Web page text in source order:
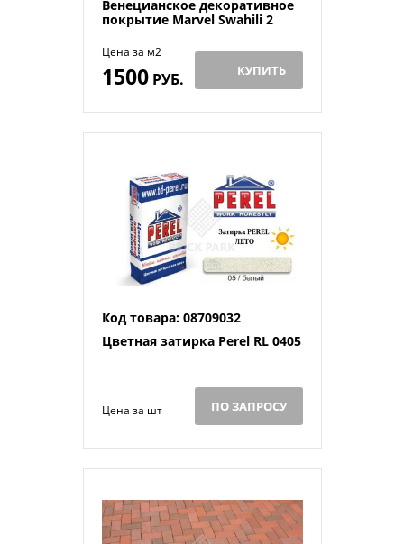
Венецианское декоративное
покрытие Marvel Swahili 2
Цена за м2
1500РУБ. КУПИТЬ
Код товара: 08709032
Цветная затирка Perel RL 0405
Цена за шт ПО ЗАПРОСУ